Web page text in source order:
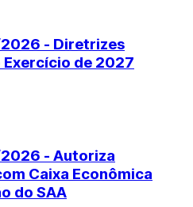
- Diretrizes
de 2027
- Autoriza
Caixa Econômica
do SAA